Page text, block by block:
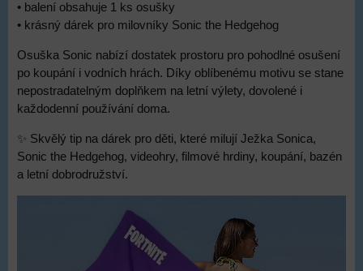
• balení obsahuje 1 ks osušky
• krásný dárek pro milovníky Sonic the Hedgehog
Osuška Sonic nabízí dostatek prostoru pro pohodlné osušení
po koupání i vodních hrách. Díky oblíbenému motivu se stane
nepostradatelným doplňkem na letní výlety, dovolené i
každodenní používání doma.
✨ Skvělý tip na dárek pro děti, které milují Ježka Sonica,
Sonic the Hedgehog, videohry, filmové hrdiny, koupání, bazén
a letní dobrodružství.